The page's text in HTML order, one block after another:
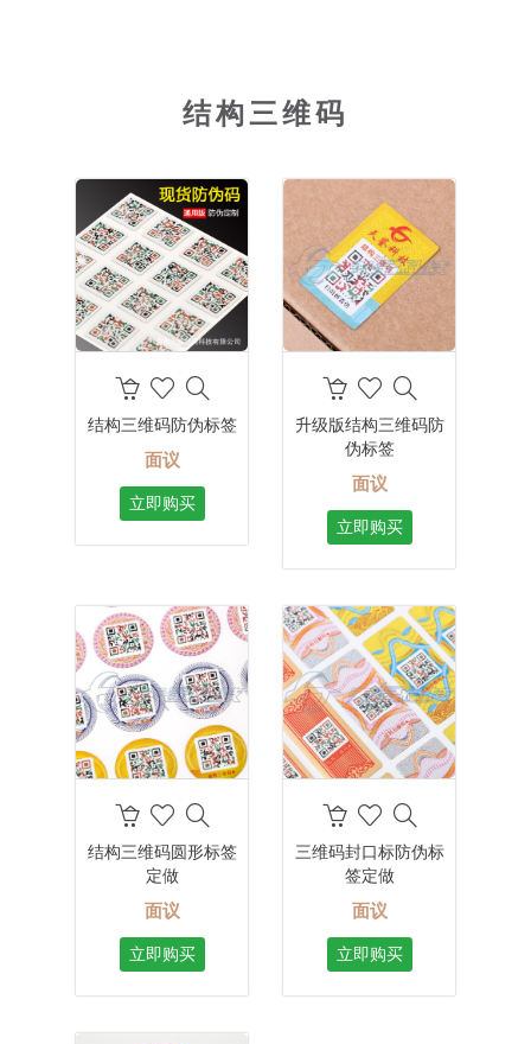
结构三维码
结构三维码防伪标签
面议
立即购买
升级版结构三维码防
伪标签
面议
立即购买
结构三维码圆形标签
定做
面议
立即购买
三维码封口标防伪标
签定做
面议
立即购买